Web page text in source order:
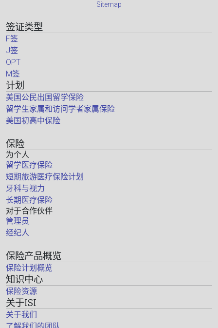
Sitemap
签证类型
F签
J签
OPT
M签
计划
美国公民出国留学保险
留学生家属和访问学者家属保险
美国初高中保险
保险
为个人
留学医疗保险
短期旅游医疗保险计划
牙科与视力
长期医疗保险
对于合作伙伴
管理员
经纪人
保险产品概览
保险计划概览
知识中心
保险资源
关于ISI
关于我们